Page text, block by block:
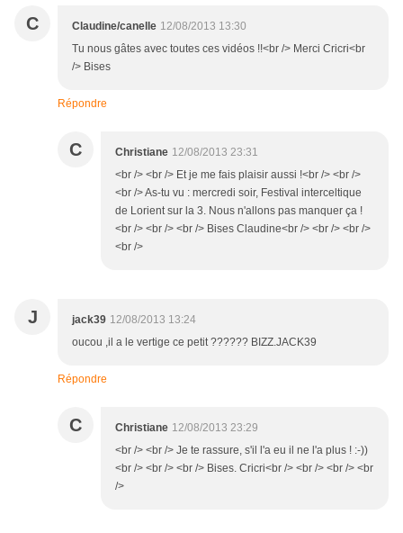
C Claudine/canelle 12/08/2013 13:30
Tu nous gâtes avec toutes ces vidéos !!<br /> Merci Cricri<br
/> Bises
Répondre
C Christiane 12/08/2013 23:31
<br /> <br /> Et je me fais plaisir aussi !<br /> <br />
<br /> As-tu vu : mercredi soir, Festival interceltique
de Lorient sur la 3. Nous n'allons pas manquer ça !
<br /> <br /> <br /> Bises Claudine<br /> <br /> <br />
<br />
J jack39 12/08/2013 13:24
oucou ,il a le vertige ce petit ?????? BIZZ.JACK39
Répondre
C Christiane 12/08/2013 23:29
<br /> <br /> Je te rassure, s'il l'a eu il ne l'a plus ! :-))
<br /> <br /> <br /> Bises. Cricri<br /> <br /> <br /> <br
/>